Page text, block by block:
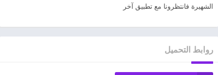
الشهيرة فانتظرونا مع تطبيق آخر
روابط التحميل